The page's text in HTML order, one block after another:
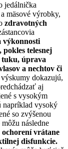
jedálnička
mäsové výrobky,
zdravotných
výkonnosti
pokles telesnej
tuku, úprava
a nechtov či
dokazujú,
aj
s vysokým
napríklad vysoký
so zvýšenou
následne
ochorení vrátane
disfunkcie.